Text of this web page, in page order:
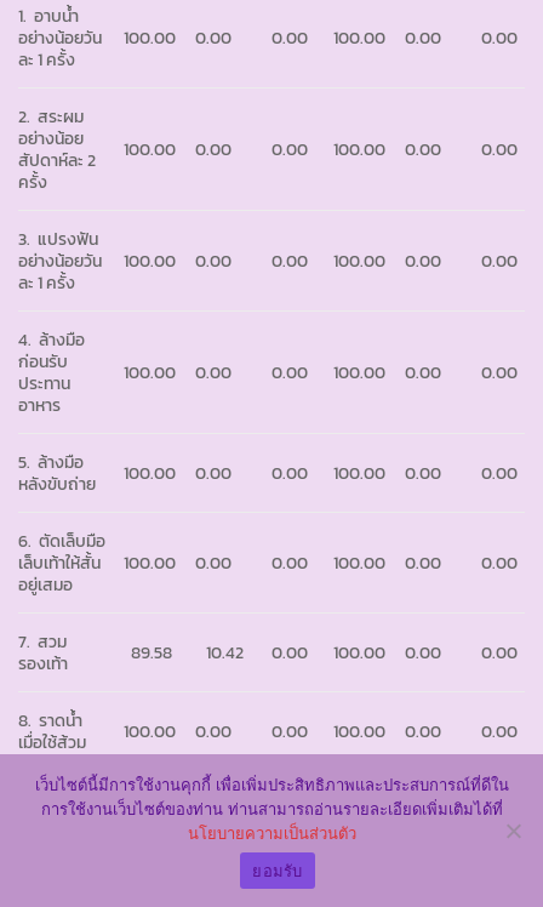
1. อาบน้ำ
อย่างน้อยวัน
ละ 1 ครั้ง
100.00 0.00 0.00 100.00 0.00 0.00
2. สระผม
อย่างน้อย
สัปดาห์ละ 2
ครั้ง
100.00 0.00 0.00 100.00 0.00 0.00
3. แปรงฟัน
อย่างน้อยวัน
ละ 1 ครั้ง
100.00 0.00 0.00 100.00 0.00 0.00
4. ล้างมือ
ก่อนรับ
ประทาน
อาหาร
100.00 0.00 0.00 100.00 0.00 0.00
5. ล้างมือ
หลังขับถ่าย
100.00 0.00 0.00 100.00 0.00 0.00
6. ตัดเล็บมือ
เล็บเท้าให้สั้น
อยู่เสมอ
100.00 0.00 0.00 100.00 0.00 0.00
7. สวม
รองเท้า
89.58 10.42 0.00 100.00 0.00 0.00
8. ราดน้ำ
เมื่อใช้ส้วม
100.00 0.00 0.00 100.00 0.00 0.00
9. ใช้ช้อนรับ
ประทาน
100.00 0.00 0.00 100.00 0.00 0.00
เว็บไซต์นี้มีการใช้งานคุกกี้ เพื่อเพิ่มประสิทธิภาพและประสบการณ์ที่ดีใน
การใช้งานเว็บไซต์ของท่าน ท่านสามารถอ่านรายละเอียดเพิ่มเติมได้ที่
นโยบายความเป็นส่วนตัว
ยอมรับ